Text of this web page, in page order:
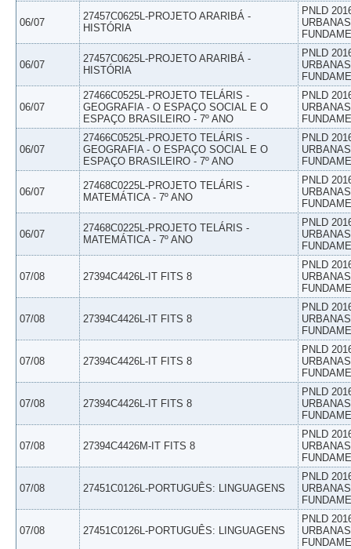
06/07
27457C0625L-PROJETO ARARIBÁ -
HISTÓRIA
PNLD
06/07
27457C0625L-PROJETO ARARIBÁ -
HISTÓRIA
PNLD
06/07
27466C0525L-PROJETO TELÁRIS -
GEOGRAFIA - O ESPAÇO SOCIAL E O
ESPAÇO BRASILEIRO - 7º ANO
PNLD
06/07
27466C0525L-PROJETO TELÁRIS -
GEOGRAFIA - O ESPAÇO SOCIAL E O
ESPAÇO BRASILEIRO - 7º ANO
PNLD
06/07
27468C0225L-PROJETO TELÁRIS -
MATEMÁTICA - 7º ANO
PNLD
06/07
27468C0225L-PROJETO TELÁRIS -
MATEMÁTICA - 7º ANO
PNLD
07/08 27394C4426L-IT FITS 8
PNLD
07/08 27394C4426L-IT FITS 8
PNLD
07/08 27394C4426L-IT FITS 8
PNLD
07/08 27394C4426L-IT FITS 8
PNLD
07/08 27394C4426M-IT FITS 8
PNLD
07/08 27451C0126L-PORTUGUÊS: LINGUAGENS
PNLD
07/08 27451C0126L-PORTUGUÊS: LINGUAGENS
PNLD